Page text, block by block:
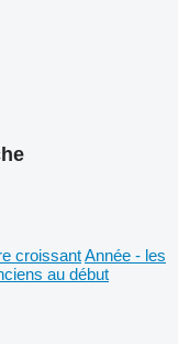
croissantAnnée - les
au début